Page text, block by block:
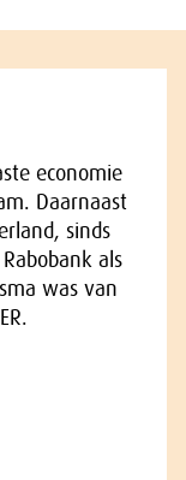
economie
Daarnaast
sinds
als
was van